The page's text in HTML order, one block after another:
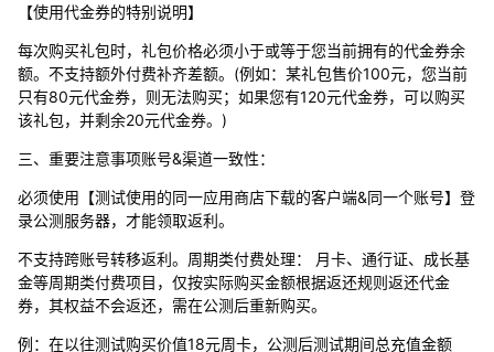
【使用代金券的特别说明】
每次购买礼包时，礼包价格必须小于或等于您当前拥有的代金券余
额。不支持额外付费补齐差额。(例如：某礼包售价100元，您当前
只有80元代金券，则无法购买；如果您有120元代金券，可以购买
该礼包，并剩余20元代金券。)
三、重要注意事项账号&渠道一致性：
必须使用【测试使用的同一应用商店下载的客户端&同一个账号】登
录公测服务器，才能领取返利。
不支持跨账号转移返利。周期类付费处理： 月卡、通行证、成长基
金等周期类付费项目，仅按实际购买金额根据返还规则返还代金
券，其权益不会返还，需在公测后重新购买。
例：在以往测试购买价值18元周卡，公测后测试期间总充值金额